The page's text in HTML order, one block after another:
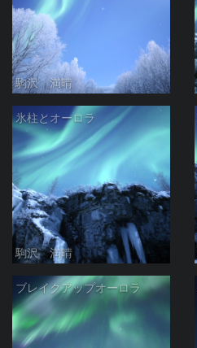
駒沢 満晴
氷柱とオーロラ
駒沢 満晴
ブレイクアップオーロラ